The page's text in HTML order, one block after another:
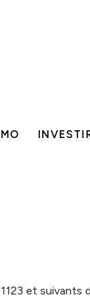
et suivants